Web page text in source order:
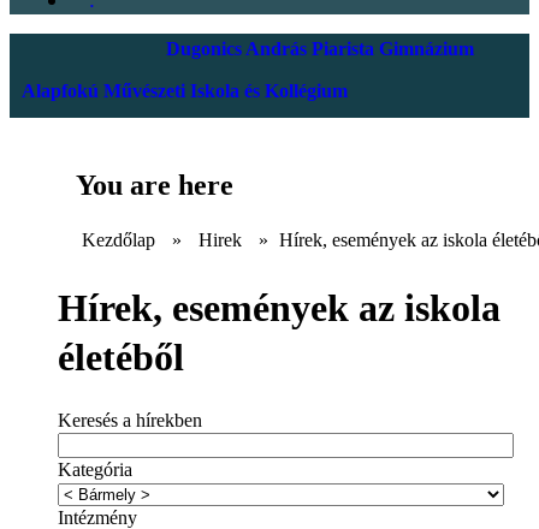
Dugonics András Piarista Gimnázium
Alapfokú Művészeti Iskola és Kollégium
You are here
Kezdőlap » Hirek » Hírek, események az iskola
Hírek, események az iskola
életéből
Keresés a hírekben
Kategória
Intézmény